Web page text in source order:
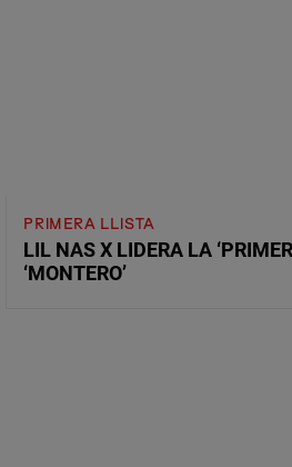
PRIMERA LLISTA
LIL NAS X LIDERA LA
‘MONTERO’